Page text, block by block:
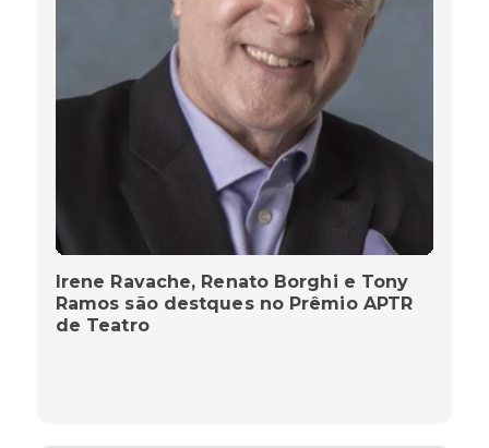
Irene Ravache, Renato Borghi e Tony
Ramos são destques no Prêmio APTR
de Teatro